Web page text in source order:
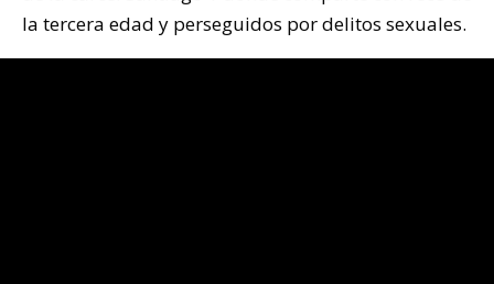
la tercera edad y perseguidos por delitos sexuales.